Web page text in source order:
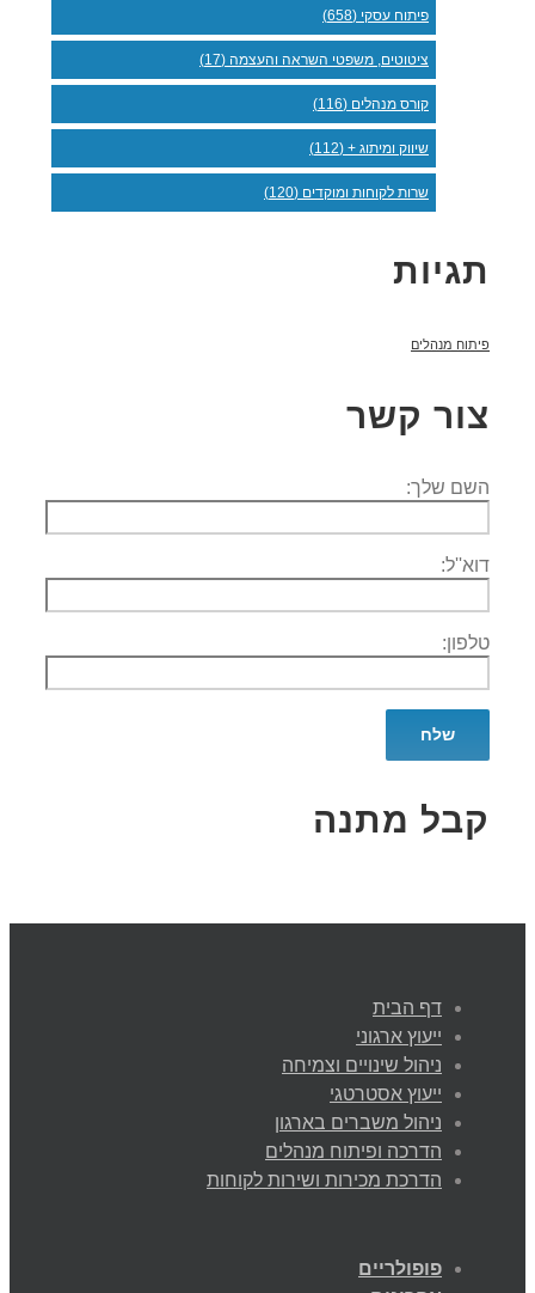
פיתוח עסקי (658)
ציטוטים, משפטי השראה והעצמה (17)
קורס מנהלים (116)
שיווק ומיתוג + (112)
שרות לקוחות ומוקדים (120)
תגיות
פיתוח מנהלים
צור קשר
השם שלך:
דוא''ל:
טלפון:
קבל מתנה
דף הבית
ייעוץ ארגוני
ניהול שינויים וצמיחה
ייעוץ אסטרטגי
ניהול משברים בארגון
הדרכה ופיתוח מנהלים
הדרכת מכירות ושירות לקוחות
פופולריים